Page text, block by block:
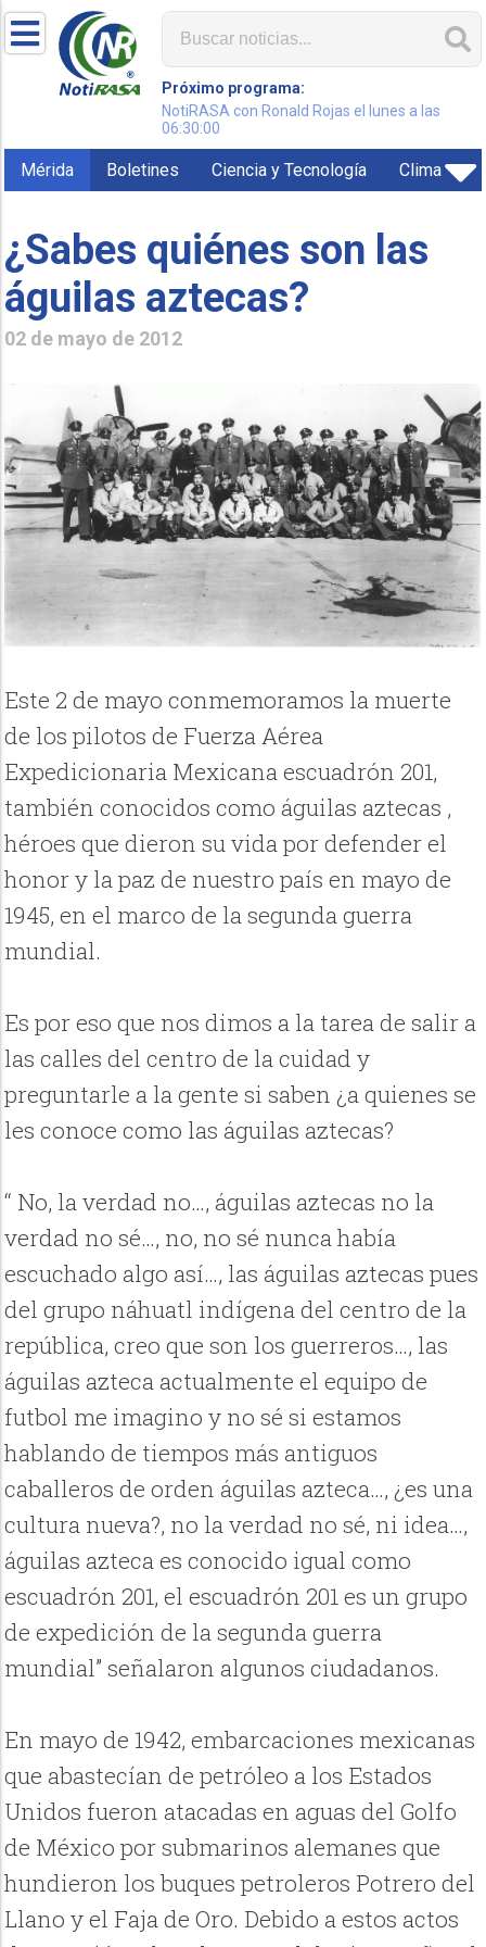
Próximo programa:
NotiRASA con Ronald Rojas el lunes a las
06:30:00
Mérida Boletines Ciencia y Tecnología Clima
¿Sabes quiénes son las
águilas aztecas?
02 de mayo de 2012
Este 2 de mayo conmemoramos la muerte
de los pilotos de Fuerza Aérea
Expedicionaria Mexicana escuadrón 201,
también conocidos como águilas aztecas ,
héroes que dieron su vida por defender el
honor y la paz de nuestro país en mayo de
1945, en el marco de la segunda guerra
mundial.
Es por eso que nos dimos a la tarea de salir a
las calles del centro de la cuidad y
preguntarle a la gente si saben ¿a quienes se
les conoce como las águilas aztecas?
“ No, la verdad no…, águilas aztecas no la
verdad no sé…, no, no sé nunca había
escuchado algo así…, las águilas aztecas pues
del grupo náhuatl indígena del centro de la
república, creo que son los guerreros…, las
águilas azteca actualmente el equipo de
futbol me imagino y no sé si estamos
hablando de tiempos más antiguos
caballeros de orden águilas azteca…, ¿es una
cultura nueva?, no la verdad no sé, ni idea…,
águilas azteca es conocido igual como
escuadrón 201, el escuadrón 201 es un grupo
de expedición de la segunda guerra
mundial” señalaron algunos ciudadanos.
En mayo de 1942, embarcaciones mexicanas
que abastecían de petróleo a los Estados
Unidos fueron atacadas en aguas del Golfo
de México por submarinos alemanes que
hundieron los buques petroleros Potrero del
Llano y el Faja de Oro. Debido a estos actos